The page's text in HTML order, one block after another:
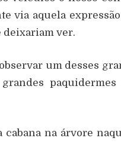
via aquela
deixariam ver.
um desses
na árvore